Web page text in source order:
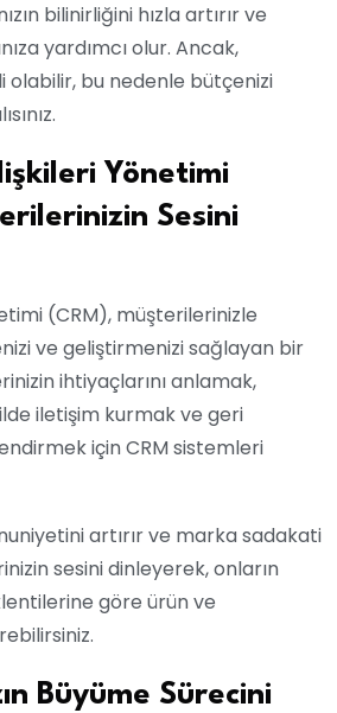
bilinirliğini hızla artırır ve
yardımcı olur. Ancak,
olabilir, bu nedenle bütçenizi
Yönetimi
Sesini
(CRM), müşterilerinizle
ve geliştirmenizi sağlayan bir
ihtiyaçlarını anlamak,
iletişim kurmak ve geri
için CRM sistemleri
artırır ve marka sadakati
sesini dinleyerek, onların
göre ürün ve
Büyüme Sürecini